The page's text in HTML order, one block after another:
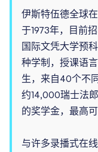
伊斯特伍德全球
于1973年，目前
国际文凭大学预
种学制，授课语
生，来自40个不
约14,000瑞士法
的奖学金，最高
与许多录播式在